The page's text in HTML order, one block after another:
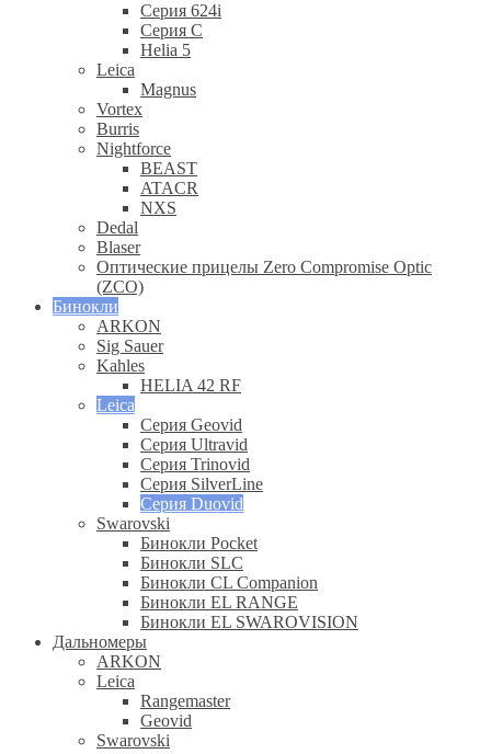
Серия 624i
Серия С
Helia 5
Leica
Magnus
Vortex
Burris
Nightforce
BEAST
ATACR
NXS
Dedal
Blaser
Оптические прицелы Zero Compromise Optic
(ZCO)
Бинокли
ARKON
Sig Sauer
Kahles
HELIA 42 RF
Leica
Серия Geovid
Серия Ultravid
Серия Trinovid
Серия SilverLine
Серия Duovid
Swarovski
Бинокли Pocket
Бинокли SLC
Бинокли CL Companion
Бинокли EL RANGE
Бинокли EL SWAROVISION
Дальномеры
ARKON
Leica
Rangemaster
Geovid
Swarovski